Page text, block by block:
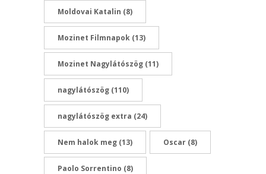
Moldovai Katalin (8)
Mozinet Filmnapok (13)
Mozinet Nagylátószög (11)
nagylátószög (110)
nagylátószög extra (24)
Nem halok meg (13) Oscar (8)
Paolo Sorrentino (8)